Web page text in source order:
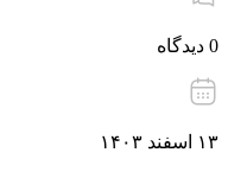
0 دیدگاه
۱۳ اسفند ۱۴۰۳